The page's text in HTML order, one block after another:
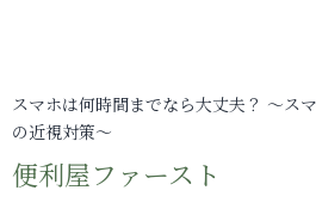
スマホは何時間までなら大丈夫？ ～ス
の近視対策～
便利屋ファースト